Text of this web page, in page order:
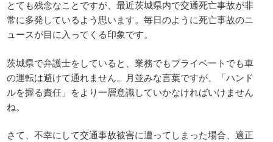
とても残念なことですが、最近茨城県内で交通死亡事故が非
常に多発しているよう思います。毎日のように死亡事故のニ
ュースが目に入ってくる印象です。
茨城県で弁護士をしていると、業務でもプライベートでも車
の運転は避けて通れません。月並みな言葉ですが、「ハンド
ルを握る責任」をより一層意識していかなければいけません
ね。
さて、不幸にして交通事故被害に遭ってしまった場合、適正